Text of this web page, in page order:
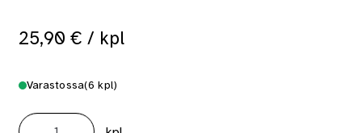
25,90 € / kpl
Varastossa(6 kpl)
Luotiväri
225G